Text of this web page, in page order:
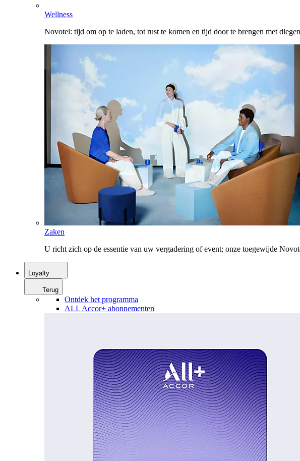
Wellness
Novotel: tijd om op te laden, tot rust te komen en tijd door te brengen met
Zaken
U richt zich op de essentie van uw vergadering of event; onze toegewijde
Loyalty
Terug
Ontdek het programma
ALL Accor+ abonnementen